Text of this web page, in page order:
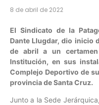
8 de abril de 2022
El Sindicato de la
Dante Llugdar, dio inicio
de abril a un
Institución, en sus
Complejo Deportivo de
provincia de Santa Cruz.
Junto a la Sede